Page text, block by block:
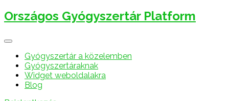
Országos Gyógyszertár Platform
Gyógyszertár a közelemben
Gyógyszertáraknak
Widget weboldalakra
Blog